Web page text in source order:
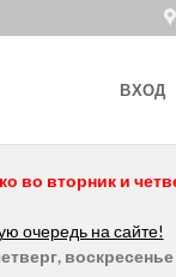
ВХОД
во вторник и
очередь на сайте!
воскресенье